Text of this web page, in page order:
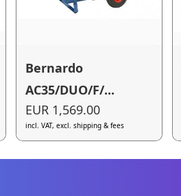
Bernardo
AC35/DUO/F/...
EUR 1,569.00
incl. VAT, excl. shipping & fees